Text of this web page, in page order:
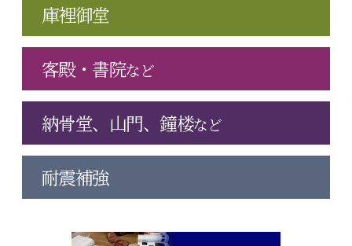
庫裡御堂
客殿・書院など
納骨堂、山門、鐘楼など
耐震補強